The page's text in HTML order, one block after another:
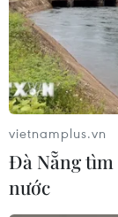
Tây Ban Nha:
trong vụ vượt
06/08/2026 16:03
Đức tuyên án
vietnamplus.vn
Đà Nẵng
nước